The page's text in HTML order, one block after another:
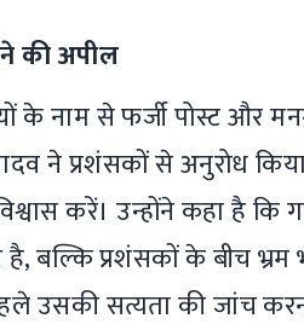
की अपील
के नाम से फर्जी पोस्ट और
ने प्रशंसकों से अनुरोध
करें। उन्होंने कहा है
बल्कि प्रशंसकों के बीच भ्रम
उसकी सत्यता की जांच